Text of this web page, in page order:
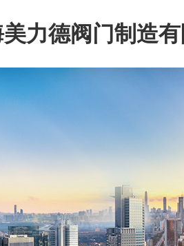
力德阀门制造